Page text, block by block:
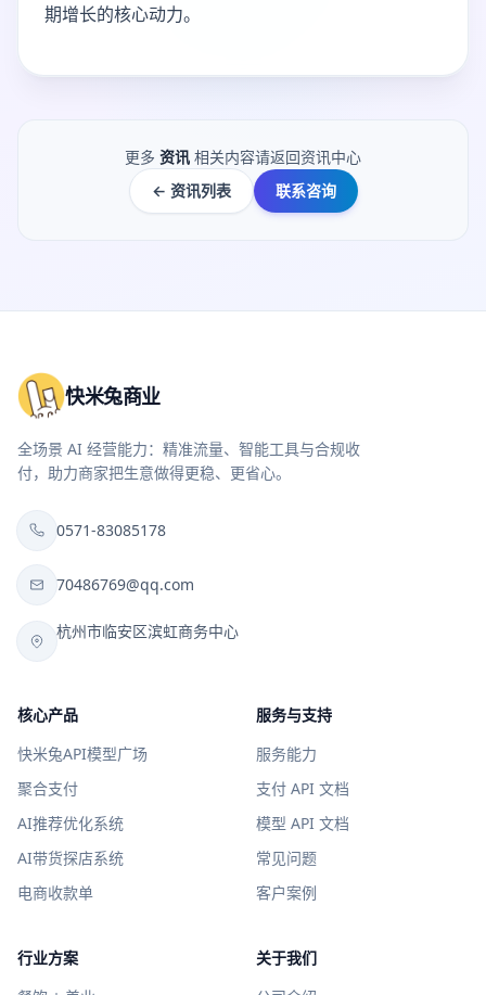
期增长的核心动力。
更多 资讯 相关内容请返回资讯中心
← 资讯列表
联系咨询
快米兔商业
全场景 AI 经营能力：精准流量、智能工具与合规收
付，助力商家把生意做得更稳、更省心。
0571-83085178
70486769@qq.com
杭州市临安区滨虹商务中心
核心产品
快米兔API模型广场
聚合支付
AI推荐优化系统
AI带货探店系统
电商收款单
服务与支持
服务能力
支付 API 文档
模型 API 文档
常见问题
客户案例
行业方案
关于我们